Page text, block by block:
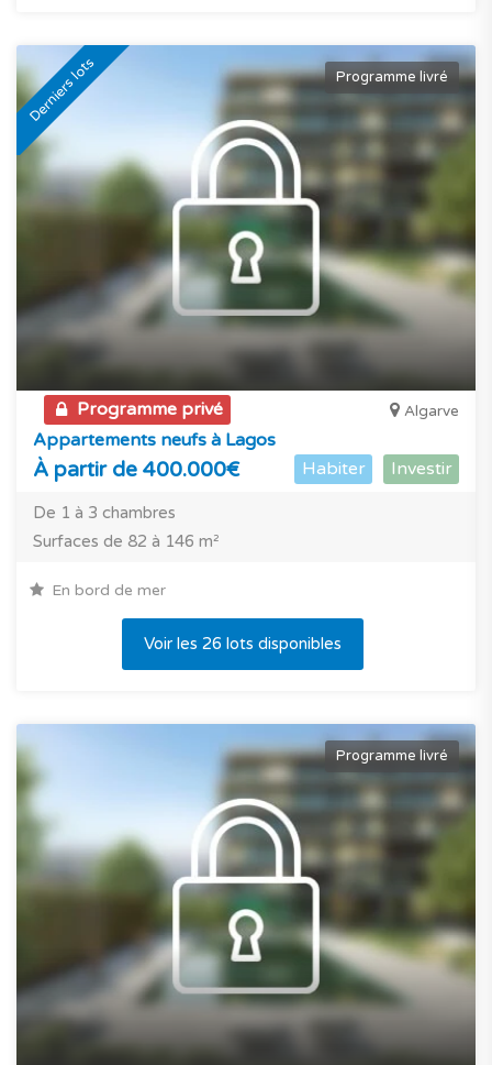
Derniers lots Programme livré
Programme privé Algarve
Appartements neufs à Lagos
À partir de 400.000€ Habiter Investir
De 1 à 3 chambres
Surfaces de 82 à 146 m²
En bord de mer
Voir les 26 lots disponibles
Programme livré